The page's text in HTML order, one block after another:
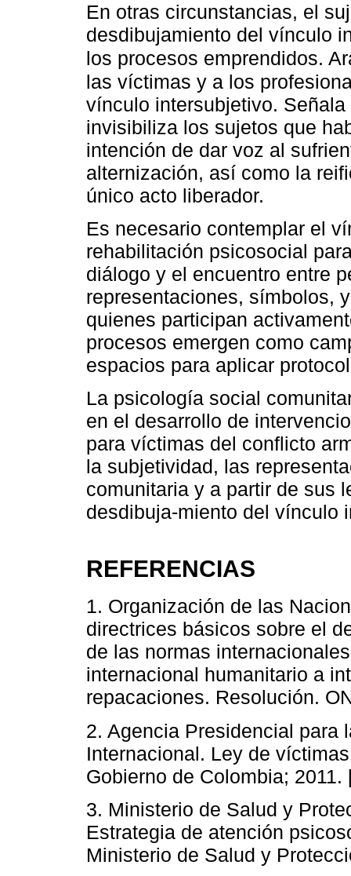
En otras circunstancias, el
desdibujamiento del vínculo
los procesos emprendidos.
las víctimas y a los
vínculo intersubjetivo.
invisibiliza los sujetos que
intención de dar voz al
alternización, así como la
único acto liberador.
Es necesario contemplar el
rehabilitación psicosocial
diálogo y el encuentro entre
representaciones, símbolos,
quienes participan
procesos emergen como
espacios para aplicar
La psicología social
en el desarrollo de
para víctimas del conflicto
la subjetividad, las
comunitaria y a partir de sus
desdibuja-miento del vínculo
REFERENCIAS
1. Organización de las
directrices básicos sobre el
de las normas
internacional humanitario a
repacaciones. Resolución.
2. Agencia Presidencial para
Internacional. Ley de
Gobierno de Colombia;
3. Ministerio de Salud y
Estrategia de atención
Ministerio de Salud y